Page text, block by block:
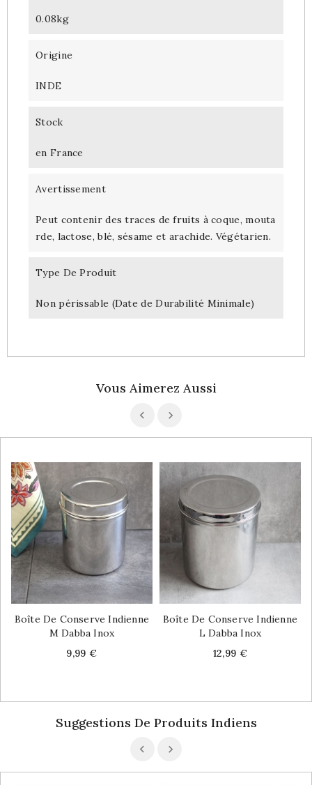
0.08kg
Origine
INDE
Stock
en France
Avertissement
Peut contenir des traces de fruits à coque, mouta
rde, lactose, blé, sésame et arachide. Végétarien.
Type De Produit
Non périssable (Date de Durabilité Minimale)
Vous Aimerez Aussi
Boîte De Conserve Indienne
M Dabba Inox
Price
9,99 €
Boîte De Conserve Indienne
L Dabba Inox
Price
12,99 €
Suggestions De Produits Indiens